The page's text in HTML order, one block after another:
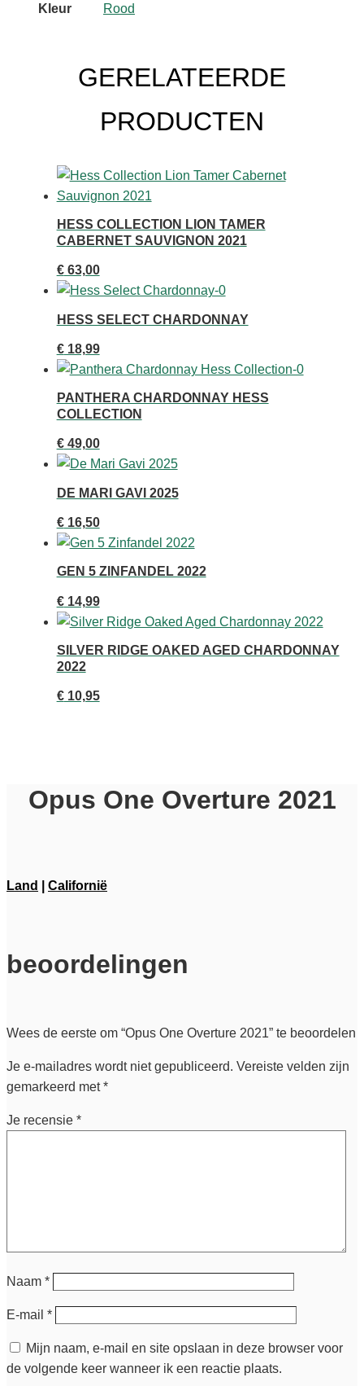
Kleur Rood
GERELATEERDE
PRODUCTEN
HESS COLLECTION LION TAMER
CABERNET SAUVIGNON 2021
€63,00
HESS SELECT CHARDONNAY
€18,99
PANTHERA CHARDONNAY HESS
COLLECTION
€49,00
DE MARI GAVI 2025
€16,50
GEN 5 ZINFANDEL 2022
€14,99
SILVER RIDGE OAKED AGED CHARDONNAY
2022
€10,95
Opus One Overture 2021
Land Californië
beoordelingen
Wees de eerste om “Opus One Overture 2021” te beoordelen
Je e-mailadres wordt niet gepubliceerd. Vereiste velden zijn
gemarkeerd met*
Je recensie *
Naam *
E-mail *
Mijn naam, e-mail en site opslaan in deze browser voor
de volgende keer wanneer ik een reactie plaats.